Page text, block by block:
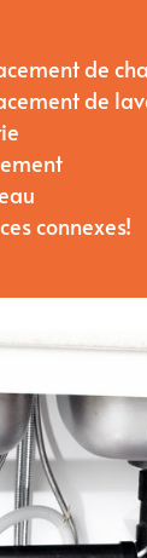
de
de
connexes!